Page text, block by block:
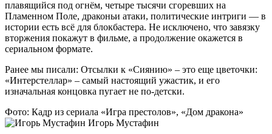
плавящийся под огнём, четыре тысячи сгоревших на
Пламенном Поле, драконьи атаки, политические интриги — в
истории есть всё для блокбастера. Не исключено, что завязку
вторжения покажут в фильме, а продолжение окажется в
сериальном формате.
Ранее мы писали: Отсылки к «Сиянию» – это еще цветочки:
«Интерстеллар» – самый настоящий ужастик, и его
изначальная концовка пугает не по-детски.
Фото: Кадр из сериала «Игра престолов», «Дом дракона»
Игорь Мустафин